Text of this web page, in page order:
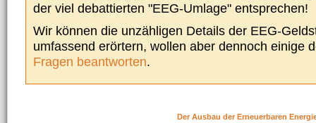
der viel debattierten "EEG-Umlage" entsprechen!
Wir können die unzähligen Details der EEG-
umfassend erörtern, wollen aber dennoch einige
Fragen beantworten.
Der Ausbau der Erneuerbaren